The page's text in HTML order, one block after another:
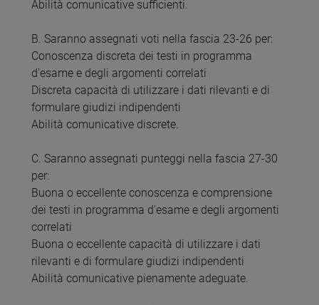
Abilità comunicative sufficienti.
B. Saranno assegnati voti nella fascia 23-26 per:
Conoscenza discreta dei testi in programma
d'esame e degli argomenti correlati
Discreta capacità di utilizzare i dati rilevanti e di
formulare giudizi indipendenti
Abilità comunicative discrete.
C. Saranno assegnati punteggi nella fascia 27-30
per:
Buona o eccellente conoscenza e comprensione
dei testi in programma d'esame e degli argomenti
correlati
Buona o eccellente capacità di utilizzare i dati
rilevanti e di formulare giudizi indipendenti
Abilità comunicative pienamente adeguate.